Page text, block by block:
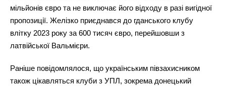
мільйонів євро та не виключає його відходу в разі вигідної
пропозиції. Желізко приєднався до гданського клубу
влітку 2023 року за 600 тисяч євро, перейшовши з
латвійської Вальмієри.
Раніше повідомлялося, що українським півзахисником
також цікавляться клуби з УПЛ, зокрема донецький